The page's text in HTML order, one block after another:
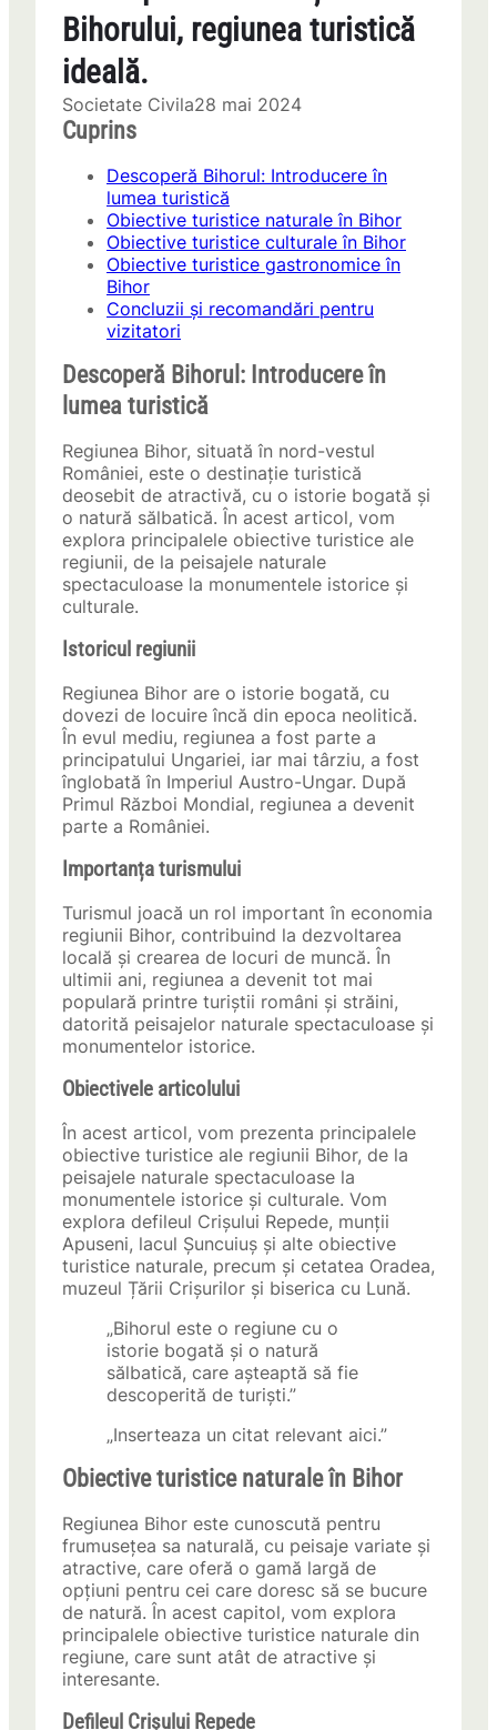
Bihorului, regiunea turistică
ideală.
Societate Civila28 mai 2024
Cuprins
Descoperă Bihorul: Introducere în
lumea turistică
Obiective turistice naturale în Bihor
Obiective turistice culturale în Bihor
Obiective turistice gastronomice în
Bihor
Concluzii și recomandări pentru
vizitatori
Descoperă Bihorul: Introducere în
lumea turistică
Regiunea Bihor, situată în nord-vestul
României, este o destinație turistică
deosebit de atractivă, cu o istorie bogată și
o natură sălbatică. În acest articol, vom
explora principalele obiective turistice ale
regiunii, de la peisajele naturale
spectaculoase la monumentele istorice și
culturale.
Istoricul regiunii
Regiunea Bihor are o istorie bogată, cu
dovezi de locuire încă din epoca neolitică.
În evul mediu, regiunea a fost parte a
principatului Ungariei, iar mai târziu, a fost
înglobată în Imperiul Austro-Ungar. După
Primul Război Mondial, regiunea a devenit
parte a României.
Importanța turismului
Turismul joacă un rol important în economia
regiunii Bihor, contribuind la dezvoltarea
locală și crearea de locuri de muncă. În
ultimii ani, regiunea a devenit tot mai
populară printre turiștii români și străini,
datorită peisajelor naturale spectaculoase și
monumentelor istorice.
Obiectivele articolului
În acest articol, vom prezenta principalele
obiective turistice ale regiunii Bihor, de la
peisajele naturale spectaculoase la
monumentele istorice și culturale. Vom
explora defileul Crișului Repede, munții
Apuseni, lacul Șuncuiuș și alte obiective
turistice naturale, precum și cetatea Oradea,
muzeul Țării Crișurilor și biserica cu Lună.
„Bihorul este o regiune cu o
istorie bogată și o natură
sălbatică, care așteaptă să fie
descoperită de turiști.”
„Inserteaza un citat relevant aici.”
Obiective turistice naturale în Bihor
Regiunea Bihor este cunoscută pentru
frumusețea sa naturală, cu peisaje variate și
atractive, care oferă o gamă largă de
opțiuni pentru cei care doresc să se bucure
de natură. În acest capitol, vom explora
principalele obiective turistice naturale din
regiune, care sunt atât de atractive și
interesante.
Defileul Crișului Repede